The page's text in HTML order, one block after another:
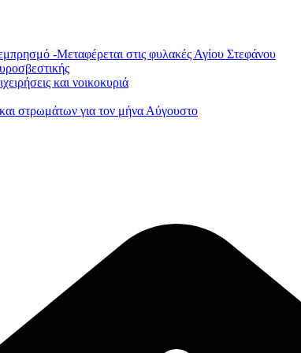
-Μεταφέρεται στις φυλακές Αγίου Στεφάνου
και νοικοκυριά
στρωμάτων για τον μήνα Αύγουστο